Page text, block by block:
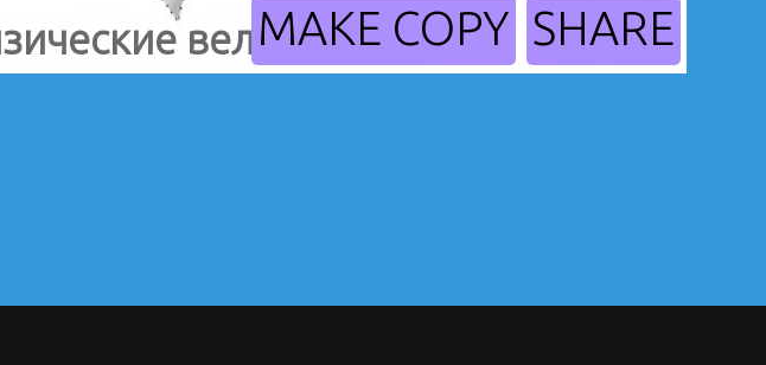
величины
MAKE COPY SHARE